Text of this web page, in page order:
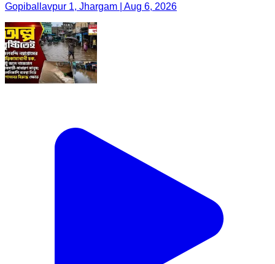
Gopiballavpur 1, Jhargam | Aug 6, 2026